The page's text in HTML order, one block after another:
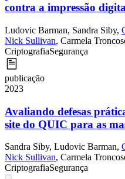
contra a impressão
Ludovic Barman, Sandra Siby,
Nick Sullivan, Carmela
CriptografiaSegurança
publicação
2023
Avaliando defesas
site do QUIC para as
Sandra Siby, Ludovic Barman,
Nick Sullivan, Carmela
CriptografiaSegurança